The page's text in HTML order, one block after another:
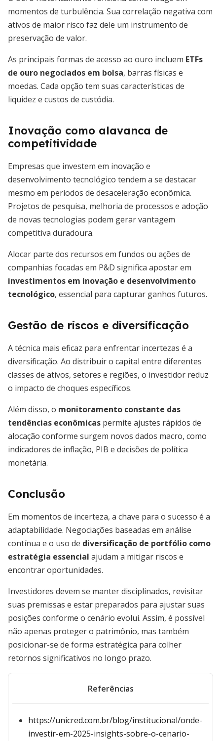
momentos de turbulência. Sua correlação negativa com
ativos de maior risco faz dele um instrumento de
preservação de valor.
As principais formas de acesso ao ouro incluem ETFs
de ouro negociados em bolsa, barras físicas e
moedas. Cada opção tem suas características de
liquidez e custos de custódia.
Inovação como alavanca de
competitividade
Empresas que investem em inovação e
desenvolvimento tecnológico tendem a se destacar
mesmo em períodos de desaceleração econômica.
Projetos de pesquisa, melhoria de processos e adoção
de novas tecnologias podem gerar vantagem
competitiva duradoura.
Alocar parte dos recursos em fundos ou ações de
companhias focadas em P&D significa apostar em
investimentos em inovação e desenvolvimento
tecnológico, essencial para capturar ganhos futuros.
Gestão de riscos e diversificação
A técnica mais eficaz para enfrentar incertezas é a
diversificação. Ao distribuir o capital entre diferentes
classes de ativos, setores e regiões, o investidor reduz
o impacto de choques específicos.
Além disso, o monitoramento constante das
tendências econômicas permite ajustes rápidos de
alocação conforme surgem novos dados macro, como
indicadores de inflação, PIB e decisões de política
monetária.
Conclusão
Em momentos de incerteza, a chave para o sucesso é a
adaptabilidade. Negociações baseadas em análise
contínua e o uso de diversificação de portfólio como
estratégia essencial ajudam a mitigar riscos e
encontrar oportunidades.
Investidores devem se manter disciplinados, revisitar
suas premissas e estar preparados para ajustar suas
posições conforme o cenário evolui. Assim, é possível
não apenas proteger o patrimônio, mas também
posicionar-se de forma estratégica para colher
retornos significativos no longo prazo.
Referências
https://unicred.com.br/blog/institucional/onde-
investir-em-2025-insights-sobre-o-cenario-